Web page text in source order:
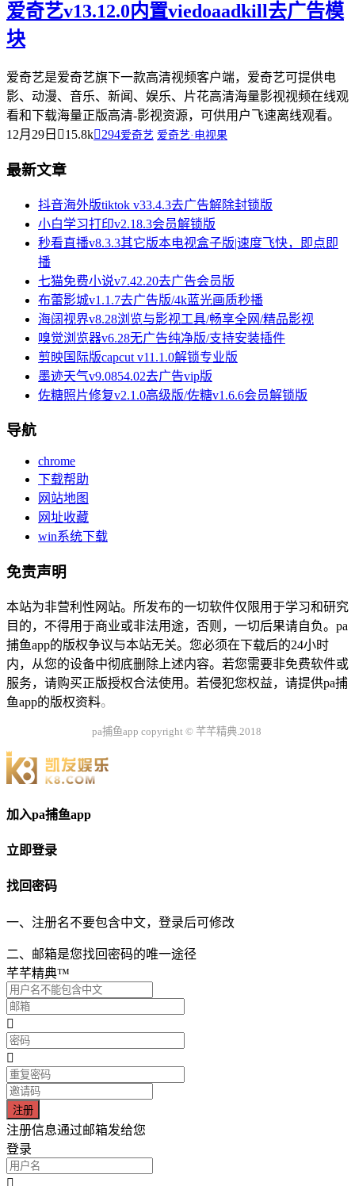
爱奇艺v13.12.0内置viedoaadkill去广告模
块
爱奇艺是爱奇艺旗下一款高清视频客户端，爱奇艺可提供电
影、动漫、音乐、新闻、娱乐、片花高清海量影视视频在线观
看和下载海量正版高清-影视资源，可供用户飞速离线观看。
12月29日
15.8k 294爱奇艺 爱奇艺·电视果
最新文章
抖音海外版tiktok v33.4.3去广告解除封锁版
小白学习打印v2.18.3会员解锁版
秒看直播v8.3.3其它版本电视盒子版|速度飞快，即点即
播
七猫免费小说v7.42.20去广告会员版
布蕾影城v1.1.7去广告版/4k蓝光画质秒播
海阔视界v8.28浏览与影视工具/畅享全网/精品影视
嗅觉浏览器v6.28无广告纯净版/支持安装插件
剪映国际版capcut v11.1.0解锁专业版
墨迹天气v9.0854.02去广告vip版
佐糖照片修复v2.1.0高级版/佐糖v1.6.6会员解锁版
导航
chrome
下载帮助
网站地图
网址收藏
win系统下载
免责声明
本站为非营利性网站。所发布的一切软件仅限用于学习和研究
目的，不得用于商业或非法用途，否则，一切后果请自负。pa
捕鱼app的版权争议与本站无关。您必须在下载后的24小时
内，从您的设备中彻底删除上述内容。若您需要非免费软件或
服务，请购买正版授权合法使用。若侵犯您权益，请提供pa捕
鱼app的版权资料。
pa捕鱼app copyright © 芊芊精典.2018
加入pa捕鱼app
立即登录
找回密码
一、注册名不要包含中文，登录后可修改
二、邮箱是您找回密码的唯一途径
芊芊精典™
注册信息通过邮箱发给您
登录